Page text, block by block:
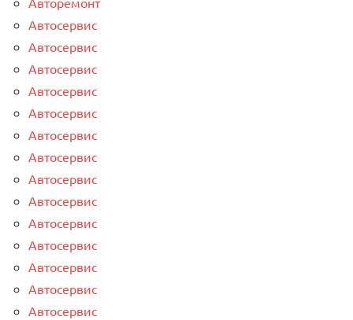
Автосервис
Автосервис
Автосервис
Автосервис
Автосервис
Автосервис
Автосервис
Автосервис
Автосервис
Автосервис
Автосервис
Автосервис
Автосервис
Автосервис